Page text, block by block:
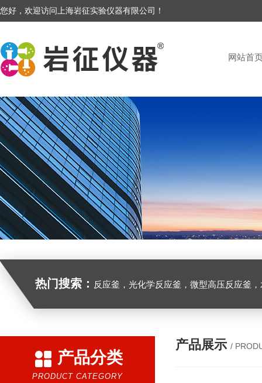
您好，欢迎访问上海岩征实验仪器有限公司！
网站首
热门搜索： 反应釜，光化学反应釜，微型高压反应釜
产品分类
PRODUCT CATEGORY
产品展示 /